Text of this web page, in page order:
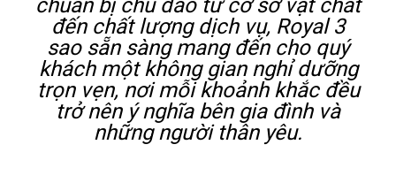
chuẩn bị chu đáo từ cơ sở vật chất
đến chất lượng dịch vụ, Royal 3
sao sẵn sàng mang đến cho quý
khách một không gian nghỉ dưỡng
trọn vẹn, nơi mỗi khoảnh khắc đều
trở nên ý nghĩa bên gia đình và
những người thân yêu.